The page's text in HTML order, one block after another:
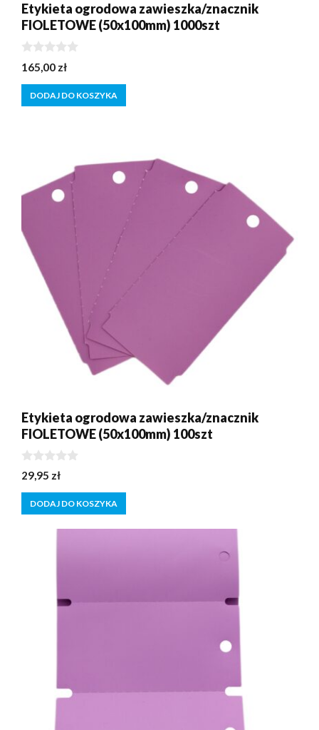
Etykieta ogrodowa zawieszka/znacznik
FIOLETOWE (50x100mm) 1000szt
0
z
5
165,00 zł
DODAJ DO KOSZYKA
Etykieta ogrodowa zawieszka/znacznik
FIOLETOWE (50x100mm) 100szt
0
z
5
29,95 zł
DODAJ DO KOSZYKA